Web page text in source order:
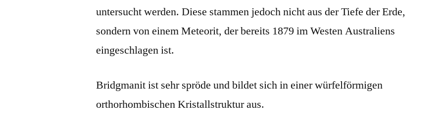
untersucht werden. Diese stammen jedoch nicht aus der Tiefe der Erde,
sondern von einem Meteorit, der bereits 1879 im Westen Australiens
eingeschlagen ist.
Bridgmanit ist sehr spröde und bildet sich in einer würfelförmigen
orthorhombischen Kristallstruktur aus.